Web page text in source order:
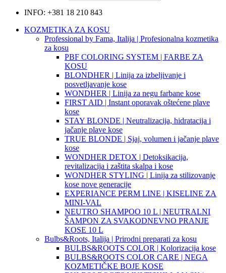
INFO: +381 18 210 843
KOZMETIKA ZA KOSU
Professional by Fama, Italija | Profesionalna kozmetika
za kosu
PBF COLORING SYSTEM | FARBE ZA
KOSU
BLONDHER | Linija za izbeljivanje i
posvetljavanje kose
WONDHER | Linija za negu farbane kose
FIRST AID | Instant oporavak oštećene plave
kose
STAY BLONDE | Neutralizacija, hidratacija i
jačanje plave kose
TRUE BLONDE | Sjaj, volumen i jačanje plave
kose
WONDHER DETOX | Detoksikacija,
revitalizacija i zaštita skalpa i kose
WONDHER STYLING | Linija za stilizovanje
kose nove generacije
EXPERIANCE PERM LINE | KISELINE ZA
MINI-VAL
NEUTRO SHAMPOO 10 L | NEUTRALNI
ŠAMPON ZA SVAKODNEVNO PRANJE
KOSE 10 L
Bulbs&Roots, Italija | Prirodni preparati za kosu
BULBS&ROOTS COLOR | Kolorizacija kose
BULBS&ROOTS COLOR CARE | NEGA
KOZMETIČKE BOJE KOSE